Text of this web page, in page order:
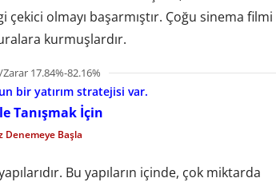
olmayı başarmıştır. Çoğu sinema filmi
kurmuşlardır.
17.84%-82.16%
bir yatırım stratejisi var.
Tanışmak İçin
Denemeye Başla
Bu yapıların içinde, çok miktarda